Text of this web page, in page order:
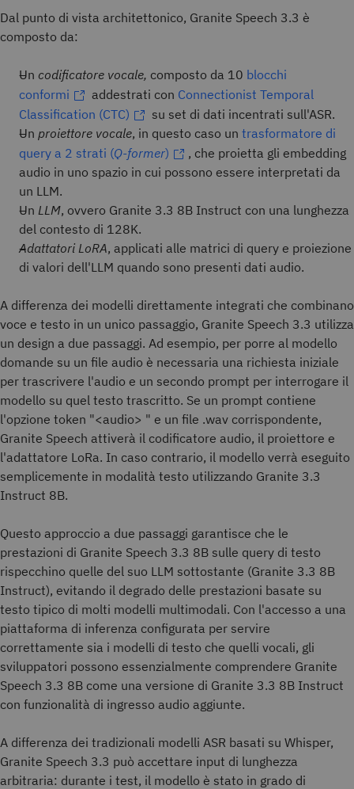
Dal punto di vista architettonico, Granite Speech 3.3 è
composto da:
Un codificatore vocale, composto da 10 blocchi
conformi
addestrati con Connectionist Temporal
Classification (CTC)
su set di dati incentrati sull'ASR.
Un proiettore vocale, in questo caso un trasformatore di
query a 2 strati (Q-former)
, che proietta gli embedding
audio in uno spazio in cui possono essere interpretati da
un LLM.
Un LLM, ovvero Granite 3.3 8B Instruct con una lunghezza
del contesto di 128K.
Adattatori LoRA, applicati alle matrici di query e proiezione
di valori dell'LLM quando sono presenti dati audio.
A differenza dei modelli direttamente integrati che combinano
voce e testo in un unico passaggio, Granite Speech 3.3 utilizza
un design a due passaggi. Ad esempio, per porre al modello
domande su un file audio è necessaria una richiesta iniziale
per trascrivere l'audio e un secondo prompt per interrogare il
modello su quel testo trascritto. Se un prompt contiene
l'opzione token "<audio> " e un file .wav corrispondente,
Granite Speech attiverà il codificatore audio, il proiettore e
l'adattatore LoRa. In caso contrario, il modello verrà eseguito
semplicemente in modalità testo utilizzando Granite 3.3
Instruct 8B.
Questo approccio a due passaggi garantisce che le
prestazioni di Granite Speech 3.3 8B sulle query di testo
rispecchino quelle del suo LLM sottostante (Granite 3.3 8B
Instruct), evitando il degrado delle prestazioni basate su
testo tipico di molti modelli multimodali. Con l'accesso a una
piattaforma di inferenza configurata per servire
correttamente sia i modelli di testo che quelli vocali, gli
sviluppatori possono essenzialmente comprendere Granite
Speech 3.3 8B come una versione di Granite 3.3 8B Instruct
con funzionalità di ingresso audio aggiunte.
A differenza dei tradizionali modelli ASR basati su Whisper,
Granite Speech 3.3 può accettare input di lunghezza
arbitraria: durante i test, il modello è stato in grado di